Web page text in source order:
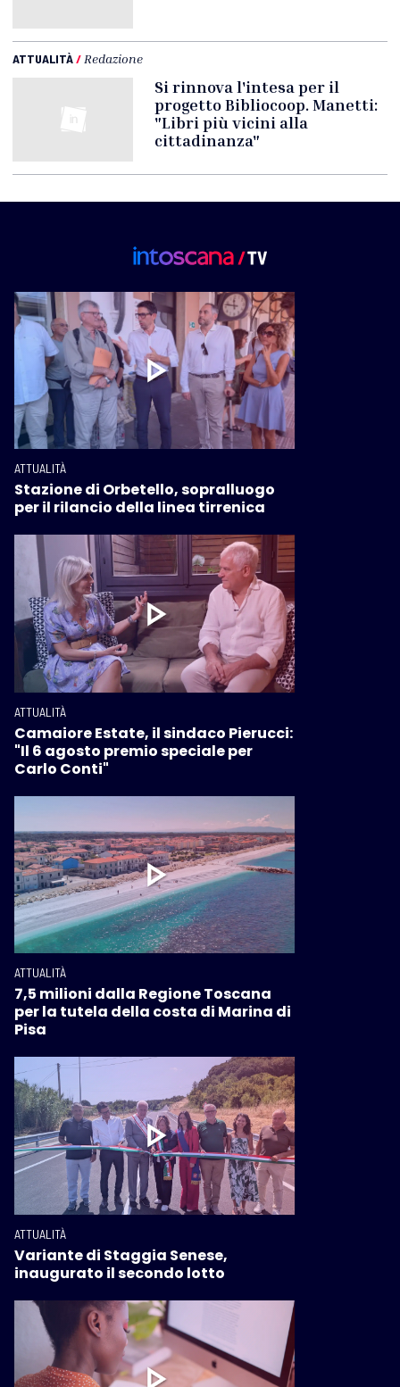
ATTUALITÀ/ Redazione
Si rinnova l'intesa per il
progetto Bibliocoop. Manetti:
"Libri più vicini alla
cittadinanza"
ATTUALITÀ
Stazione di Orbetello, sopralluogo
per il rilancio della linea tirrenica
ATTUALITÀ
Camaiore Estate, il sindaco Pierucci:
"Il 6 agosto premio speciale per
Carlo Conti"
ATTUALITÀ
7,5 milioni dalla Regione Toscana
per la tutela della costa di Marina di
Pisa
ATTUALITÀ
Variante di Staggia Senese,
inaugurato il secondo lotto